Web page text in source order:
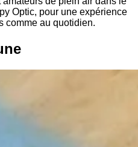
Optic, pour une expérience
comme au quotidien.